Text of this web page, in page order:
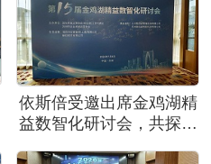
依斯倍受邀出席金鸡湖精
益数智化研讨会，共探制